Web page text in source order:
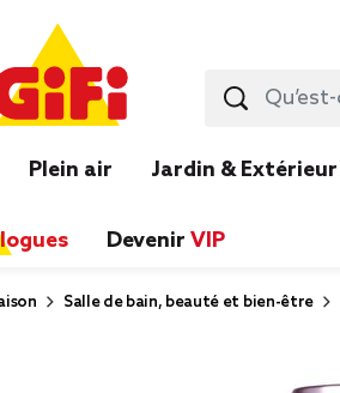
Plein air Jardin & Extérieur
Devenir VIP
Salle de bain, beauté et bien-être